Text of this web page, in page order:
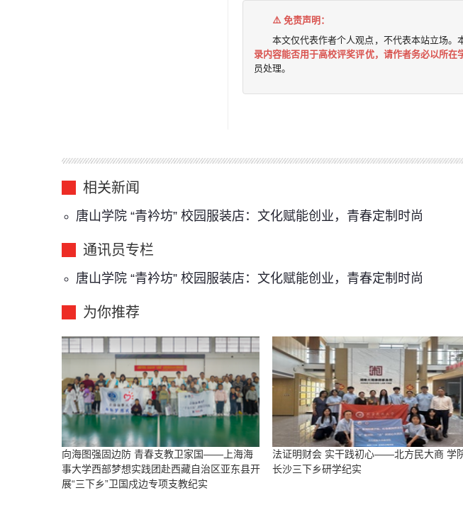
⚠️ 免责声明：
本文仅代表作者个人观点，不代表本站立场。
录内容能否用于高校评奖评优，请作者务必以所在
员处理。
相关新闻
唐山学院 “青衿坊” 校园服装店：文化赋能创业，青春定制时尚
通讯员专栏
唐山学院 “青衿坊” 校园服装店：文化赋能创业，青春定制时尚
为你推荐
向海图强固边防 青春支教卫家国——上海海
事大学西部梦想实践团赴西藏自治区亚东县开
展“三下乡”卫国戍边专项支教纪实
法证明财会 实干践初心——北方民大商 学
长沙三下乡研学纪实